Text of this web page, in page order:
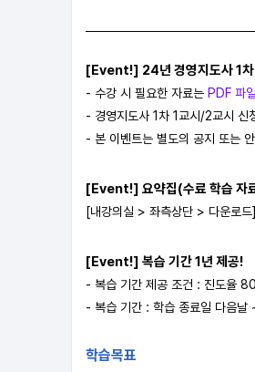
[Event!] 24년 경영지도사 1차
- 수강 시 필요한 자료는 PDF 파
- 경영지도사 1차 1교시/2교시 신
- 본 이벤트는 별도의 공지 또는
[Event!] 요약집(수료 학습 자
[내강의실 > 좌측상단 > 다운로
[Event!] 복습 기간 1년 제공!
- 복습 기간 제공 조건 : 진도율
- 복습 기간 : 학습 종료일 다음날
학습목표